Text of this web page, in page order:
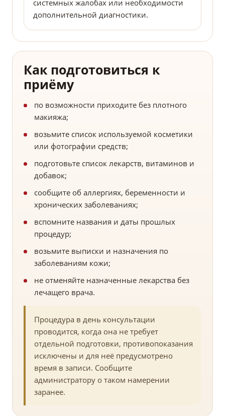
системных жалобах или необходимости
дополнительной диагностики.
Как подготовиться к
приёму
по возможности приходите без плотного
макияжа;
возьмите список используемой косметики
или фотографии средств;
подготовьте список лекарств, витаминов и
добавок;
сообщите об аллергиях, беременности и
хронических заболеваниях;
вспомните названия и даты прошлых
процедур;
возьмите выписки и назначения по
заболеваниям кожи;
не отменяйте назначенные лекарства без
лечащего врача.
Процедура в день консультации
проводится, когда она не требует
отдельной подготовки, противопоказания
исключены и для неё предусмотрено
время в записи. Сообщите
администратору о таком намерении
заранее.